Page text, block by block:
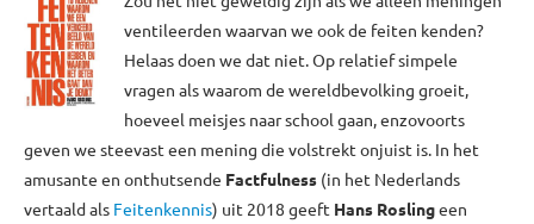
ventileerden waarvan we ook de feiten kenden?
Helaas doen we dat niet. Op relatief simpele
vragen als waarom de wereldbevolking groeit,
hoeveel meisjes naar school gaan, enzovoorts
geven we steevast een mening die volstrekt onjuist is. In het
amusante en onthutsende Factfulness (in het Nederlands
vertaald als Feitenkennis) uit 2018 geeft Hans Roslingeen